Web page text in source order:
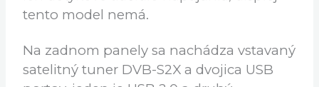
Bohatá výbava
výbavu. Na prednom panely sa nachádza
len dotykové tlačidlo napájania, displej